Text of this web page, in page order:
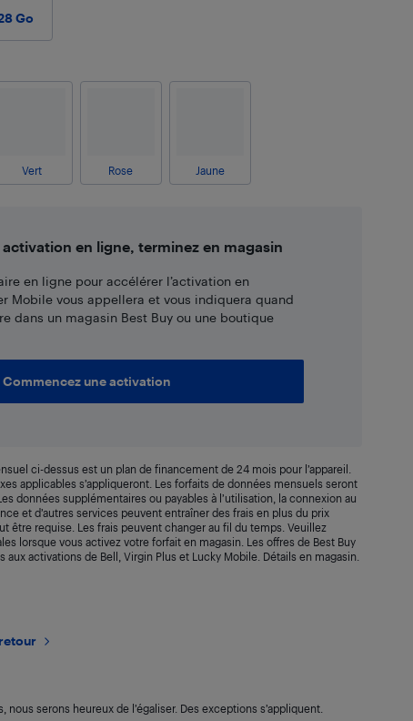
Go
Vert Rose Jaune
en ligne, terminez en magasin
en ligne pour accélérer l’activation en
Mobile vous appellera et vous indiquera quand
dans un magasin Best Buy ou une boutique
Commencez une activation
ci-dessus est un plan de financement de 24 mois pour l’appareil.
applicables s’appliqueront. Les forfaits de données mensuels seront
données supplémentaires ou payables à l’utilisation, la connexion au
et d’autres services peuvent entraîner des frais en plus du prix
être requise. Les frais peuvent changer au fil du temps. Veuillez
lorsque vous activez votre forfait en magasin. Les offres de Best Buy
activations de Bell, Virgin Plus et Lucky Mobile. Détails en magasin.
serons heureux de l’égaliser. Des exceptions s’appliquent.